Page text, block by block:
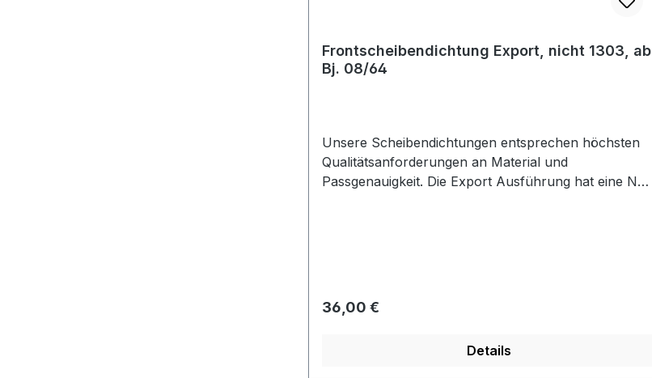
Frontscheibendichtung Export, nicht 1303, ab
Bj. 08/64
Unsere Scheibendichtungen entsprechen höchsten
Qualitätsanforderungen an Material und
Passgenauigkeit. Die Export Ausführung hat eine Nut
Regulärer Preis:
36,00 €
Details